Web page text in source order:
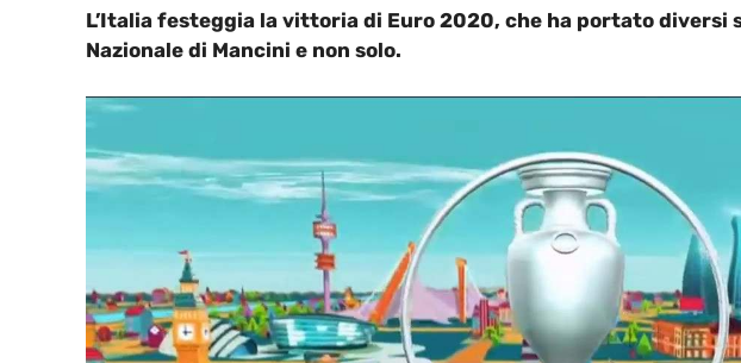
L’Italia festeggia la vittoria di Euro 2020, che ha portato diversi
Nazionale di Mancini e non solo.